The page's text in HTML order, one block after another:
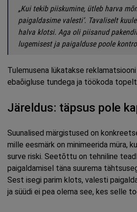
„Kui tekib piiskumine, ütleb harva
paigaldasime valesti’. Tavaliselt
halva klotsi. Aga oli piisanud
lugemisest ja paigalduse poole
Tulemusena lükatakse
ebaõigluse tundega ja töökoda
Järeldus: täpsus pole
Suunalised märgistused on
mille eesmärk on minimeerida müra,
surve riski. Seetõttu on tehniline
paigaldamisel täna suurema
Sest isegi parim klots, valesti
ja süüdi ei pea olema see, kes selle